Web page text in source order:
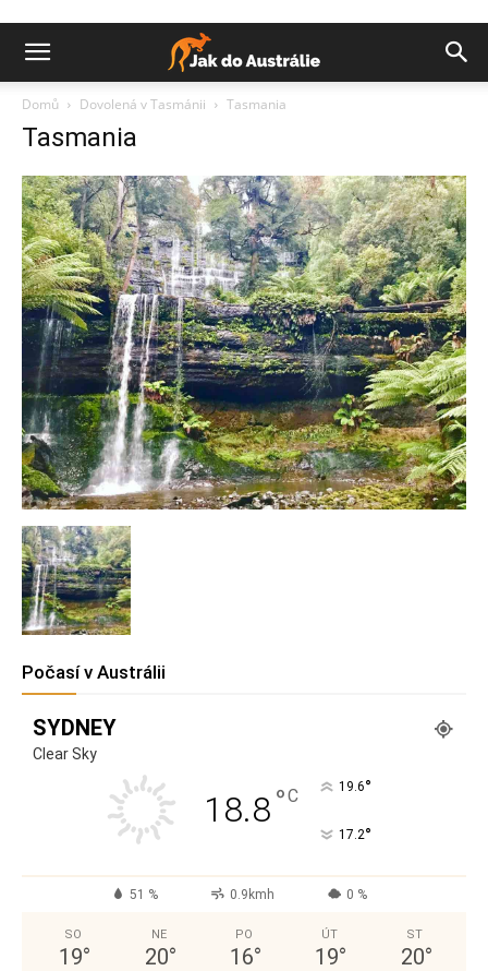
Domů Dovolená v Tasmánii Tasmania
Tasmania
Počasí v Austrálii
SYDNEY
Clear Sky
18.8°C 19.6°
17.2°
51 % 0.9kmh 0 %
SO
19°
NE
20°
PO
16°
ÚT
19°
ST
20°